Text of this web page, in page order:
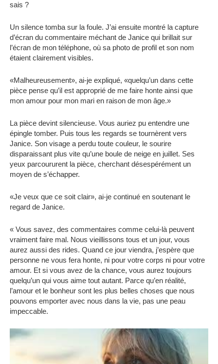
sais ?
Un silence tomba sur la foule. J’ai ensuite montré la capture
d’écran du commentaire méchant de Janice qui brillait sur
l’écran de mon téléphone, où sa photo de profil et son nom
étaient clairement visibles.
«Malheureusement», ai-je expliqué, «quelqu’un dans cette
pièce pense qu’il est approprié de me faire honte ainsi que
mon amour pour mon mari en raison de mon âge.»
La pièce devint silencieuse. Vous auriez pu entendre une
épingle tomber. Puis tous les regards se tournèrent vers
Janice. Son visage a perdu toute couleur, le sourire
disparaissant plus vite qu’une boule de neige en juillet. Ses
yeux parcoururent la pièce, cherchant désespérément un
moyen de s’échapper.
«Je veux que ce soit clair», ai-je continué en soutenant le
regard de Janice.
« Vous savez, des commentaires comme celui-là peuvent
vraiment faire mal. Nous vieillissons tous et un jour, vous
aurez aussi des rides. Quand ce jour viendra, j’espère que
personne ne vous fera honte, ni pour votre corps ni pour votre
amour. Et si vous avez de la chance, vous aurez toujours
quelqu’un qui vous aime tout autant. Parce qu’en réalité,
l’amour et le bonheur sont les plus belles choses que nous
pouvons emporter avec nous dans la vie, pas une peau
impeccable.